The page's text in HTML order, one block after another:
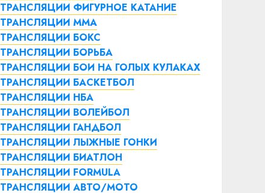
ТРАНСЛЯЦИИ ФИГУРНОЕ КАТАНИЕ
ТРАНСЛЯЦИИ ММА
ТРАНСЛЯЦИИ БОКС
ТРАНСЛЯЦИИ БОРЬБА
ТРАНСЛЯЦИИ БОИ НА ГОЛЫХ КУЛАКАХ
ТРАНСЛЯЦИИ БАСКЕТБОЛ
ТРАНСЛЯЦИИ НБА
ТРАНСЛЯЦИИ ВОЛЕЙБОЛ
ТРАНСЛЯЦИИ ГАНДБОЛ
ТРАНСЛЯЦИИ ЛЫЖНЫЕ ГОНКИ
ТРАНСЛЯЦИИ БИАТЛОН
ТРАНСЛЯЦИИ FORMULA
ТРАНСЛЯЦИИ АВТО/МОТО